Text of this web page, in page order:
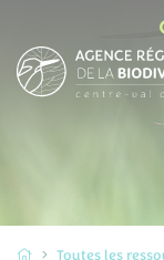
Toutes les